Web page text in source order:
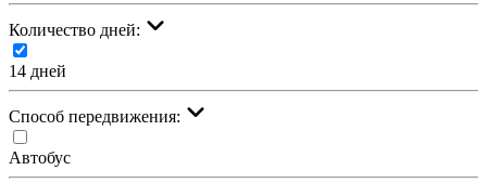
Количество дней:
14 дней
Cпособ передвижения:
Автобус